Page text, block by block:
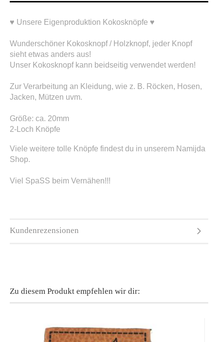
♥ Unsere Eigenproduktion Kokosknöpfe ♥
Wunderschöner Kokosknopf / Holzknopf, jeder Knopf
sieht etwas anders aus!
Unser Kokosknopf kann beidseitig verwendet werden!
Zur Verarbeitung an Kleidung, wie z. B. Röcken, Hosen,
Jacken, Mützen uvm.
Größe: ca. 20mm
2-Loch Knöpfe
Viele weitere tolle Knöpfe findest du in unserem Namijda
Shop.
Viel SpaSS beim Vernähen!!!
Kundenrezensionen
Zu diesem Produkt empfehlen wir dir: